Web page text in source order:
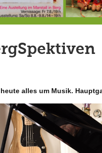
alles um Musik.